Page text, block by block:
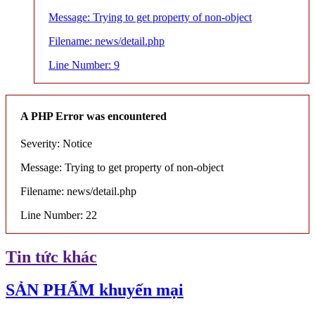
Message: Trying to get property of non-object
Filename: news/detail.php
Line Number: 9
A PHP Error was encountered
Severity: Notice
Message: Trying to get property of non-object
Filename: news/detail.php
Line Number: 22
Tin tức khác
SẢN PHẨM khuyến mại